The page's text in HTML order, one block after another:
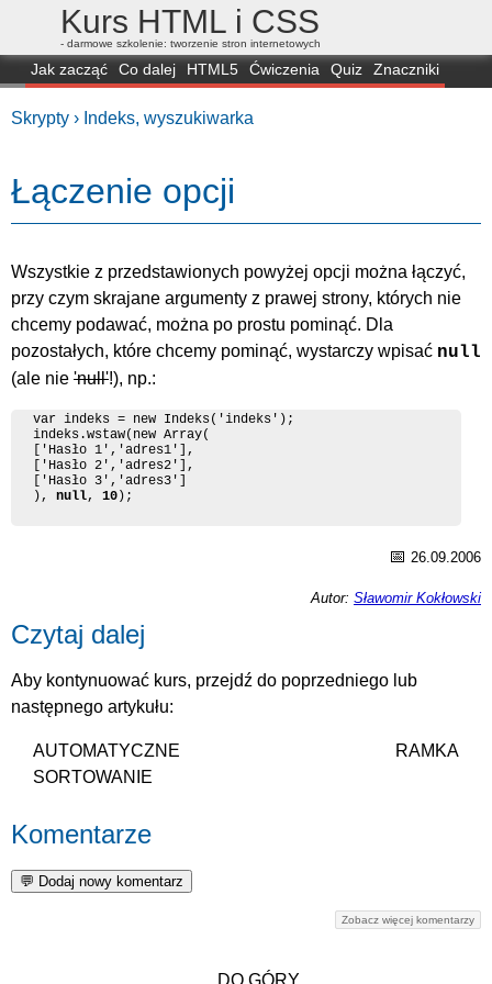
Kurs HTML i CSS
- darmowe szkolenie: tworzenie stron internetowych
Jak zacząć Co dalej HTML5 Ćwiczenia Quiz
Znaczniki
Skrypty › Indeks, wyszukiwarka
Łączenie opcji
Wszystkie z przedstawionych powyżej opcji można łączyć,
przy czym skrajane argumenty z prawej strony, których nie
chcemy podawać, można po prostu pominąć. Dla
pozostałych, które chcemy pominąć, wystarczy wpisać null
(ale nie 'null'!), np.:
var indeks = new Indeks('indeks');
indeks.wstaw(new Array(
['Hasło 1','adres1'],
['Hasło 2','adres2'],
['Hasło 3','adres3']
), null, 10 );
📅 26.09.2006
Autor: Sławomir Kokłowski
Czytaj dalej
Aby kontynuować kurs, przejdź do poprzedniego lub
następnego artykułu:
AUTOMATYCZNE
SORTOWANIE
RAMKA
Komentarze
Zobacz więcej komentarzy
DO GÓRY